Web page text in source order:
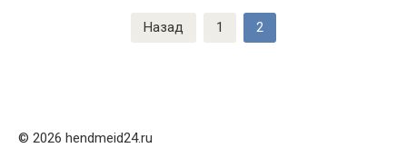
Назад 1 2
© 2026 hendmeid24.ru